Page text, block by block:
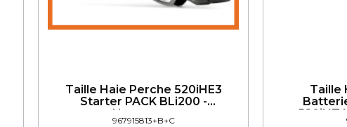
Taille Haie Perche 520iHE3
Starter PACK BLi200 -
Husqvarna
967915813+B+C
Taille